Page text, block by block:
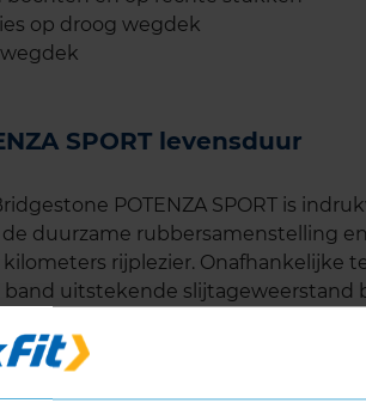
op droog wegdek
SPORT levensduur
POTENZA SPORT is
duurzame rubbersamenstelling
rijplezier. Onafhankelijke
band uitstekende slijtageweerstand
om regelmatig de
uitlijning van de wielen om de